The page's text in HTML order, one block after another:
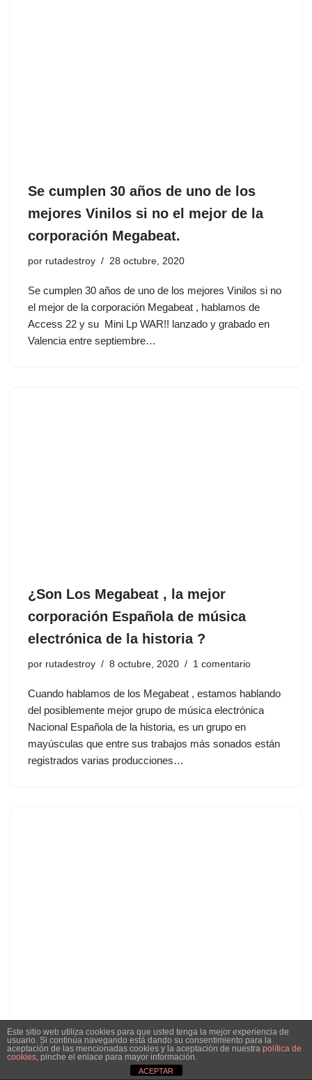
Se cumplen 30 años de uno de los
mejores Vinilos si no el mejor de la
corporación Megabeat.
por rutadestroy 28 octubre, 2020
Se cumplen 30 años de uno de los mejores Vinilos si no
el mejor de la corporación Megabeat , hablamos de
Access 22 y su Mini Lp WAR!! lanzado y grabado en
Valencia entre septiembre…
¿Son Los Megabeat , la mejor
corporación Española de música
electrónica de la historia ?
por rutadestroy 8 octubre, 2020 1 comentario
Cuando hablamos de los Megabeat , estamos hablando
del posiblemente mejor grupo de música electrónica
Nacional Española de la historia, es un grupo en
mayúsculas que entre sus trabajos más sonados están
registrados varias producciones…
Este sitio web utiliza cookies para que usted tenga la mejor experiencia de
usuario. Si continúa navegando está dando su consentimiento para la
aceptación de las mencionadas cookies y la aceptación de nuestra política de
cookies, pinche el enlace para mayor información.
ACEPTAR